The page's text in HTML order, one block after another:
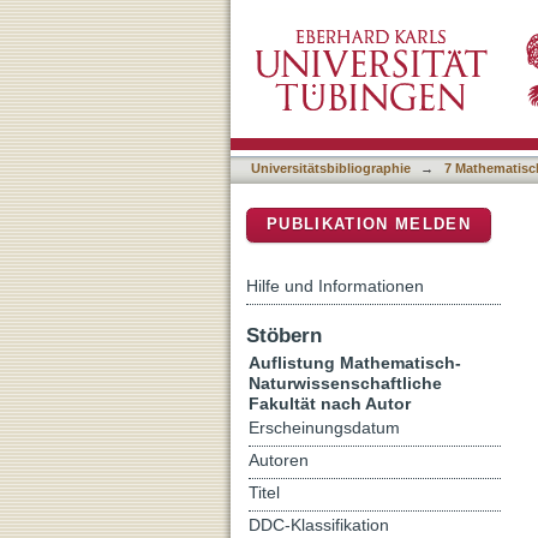
Universitätsbibliographie → 7
PUBLIKATION MELDEN
Hilfe und Informationen
Stöbern
Auflistung Mathematisch-
Naturwissenschaftliche
Fakultät nach Autor
Erscheinungsdatum
Autoren
Titel
DDC-Klassifikation